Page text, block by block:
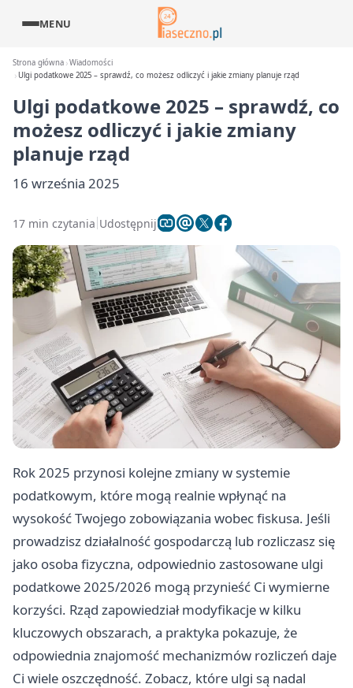
MENU
Strona główna Wiadomości
Ulgi podatkowe 2025 – sprawdź, co możesz odliczyć i jakie zmiany planuje rząd
Ulgi podatkowe 2025 – sprawdź, co
możesz odliczyć i jakie zmiany
planuje rząd
16 września 2025
17 min czytania Udostępnij
Rok 2025 przynosi kolejne zmiany w systemie
podatkowym, które mogą realnie wpłynąć na
wysokość Twojego zobowiązania wobec fiskusa. Jeśli
prowadzisz działalność gospodarczą lub rozliczasz się
jako osoba fizyczna, odpowiednio zastosowane ulgi
podatkowe 2025/2026 mogą przynieść Ci wymierne
korzyści. Rząd zapowiedział modyfikacje w kilku
kluczowych obszarach, a praktyka pokazuje, że
odpowiednia znajomość mechanizmów rozliczeń daje
Ci wiele oszczędność. Zobacz, które ulgi są nadal